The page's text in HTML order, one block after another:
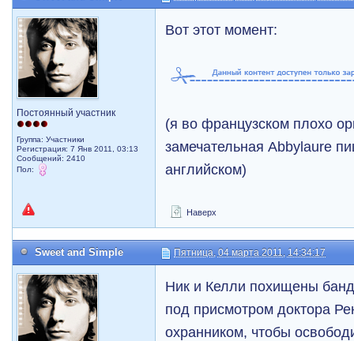
Постоянный участник
Группа: Участники
Регистрация: 7 Янв 2011, 03:13
Сообщений: 2410
Пол:
Вот этот момент:
(я во французском плохо
замечательная Abbylaure
английском)
Наверх
Sweet and Simple Пятница, 04 марта 2011, 14:34:17
Ник и Келли похищены
под присмотром доктора
охранником, чтобы